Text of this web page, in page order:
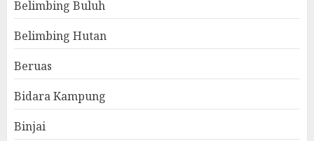
Belimbing Buluh
Belimbing Hutan
Beruas
Bidara Kampung
Binjai